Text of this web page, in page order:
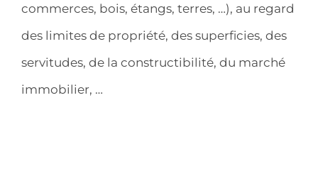
commerces, bois, étangs, terres, …), au regard
des limites de propriété, des superficies, des
servitudes, de la constructibilité, du marché
immobilier, …